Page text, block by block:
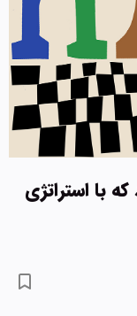
با استراتژی